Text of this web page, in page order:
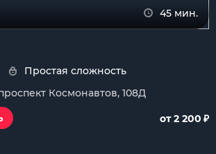
45 мин.
Простая сложность
Космонавтов, 108Д
от 2 200 ₽